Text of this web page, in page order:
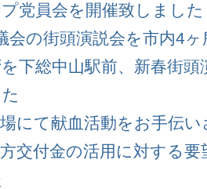
党員会を開催致しました
会の街頭演説会を市内4
下総中山駅前、新春街
にて献血活動をお手伝
交付金の活用に対する